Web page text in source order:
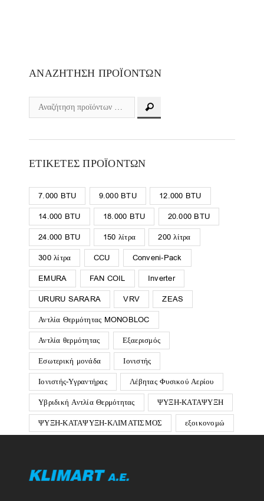
ΑΝΑΖΉΤΗΣΗ ΠΡΟΪΌΝΤΩΝ
ΕΤΙΚΈΤΕΣ ΠΡΟΪΌΝΤΩΝ
7.000 BTU 9.000 BTU 12.000 BTU
14.000 BTU 18.000 BTU 20.000 BTU
24.000 BTU 150 λίτρα 200 λίτρα
300 λίτρα CCU Conveni-Pack
EMURA FAN COIL Inverter
URURU SARARA VRV ZEAS
Αντλία Θερμότητας MONOBLOC
Αντλία θερμότητας Εξαερισμός
Εσωτερική μονάδα Ιονιστής
Ιονιστής-Υγραντήρας Λέβητας Φυσικού Αερίου
Υβριδική Αντλία Θερμότητας ΨΥΞΗ-ΚΑΤΑΨΥΞΗ
ΨΥΞΗ-ΚΑΤΑΨΥΞΗ-ΚΛΙΜΑΤΙΣΜΟΣ εξοικονομώ